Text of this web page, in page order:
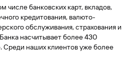
числе банковских карт, вкладов,
кредитования, валюто-
обслуживания, страхования и
насчитывает более 430
Среди наших клиентов уже более